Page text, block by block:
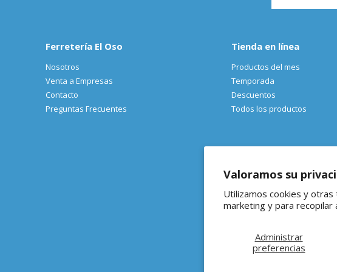
Valoramos su
Utilizamos cookies y
marketing y para recopilar
Administrar
preferencias
Ferretería El Oso
Nosotros
Venta a Empresas
Contacto
Preguntas Frecuentes
Tienda en línea
Productos del mes
Temporada
Descuentos
Todos los productos
®Ferretería El
Todos los